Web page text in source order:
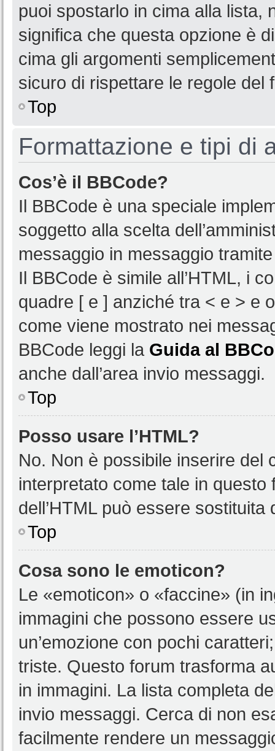
puoi spostarlo in cima alla lista,
significa che questa opzione è
cima gli argomenti
sicuro di rispettare le regole del
Top
Formattazione e tipi di
Cos’è il BBCode?
Il BBCode è una speciale
soggetto alla scelta
messaggio in messaggio
Il BBCode è simile all’HTML, i
quadre [ e ] anziché tra < e > e
come viene mostrato nei
BBCode leggi la Guida al
anche dall’area invio messaggi.
Top
Posso usare l’HTML?
No. Non è possibile inserire del
interpretato come tale in
dell’HTML può essere sostituita
Top
Cosa sono le emoticon?
Le «emoticon» o «faccine» (in
immagini che possono essere
un’emozione con pochi
triste. Questo forum trasforma
in immagini. La lista completa
invio messaggi. Cerca di non
facilmente rendere un